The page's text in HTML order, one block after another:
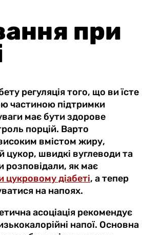
при
регуляція того, що ви їсте
частиною підтримки
має бути здорове
порцій. Варто
вмістом жиру,
цукор, швидкі вуглеводи та
як має
цукровому діабеті, а тепер
на напоях.
асоціація рекомендує
напої. Основна